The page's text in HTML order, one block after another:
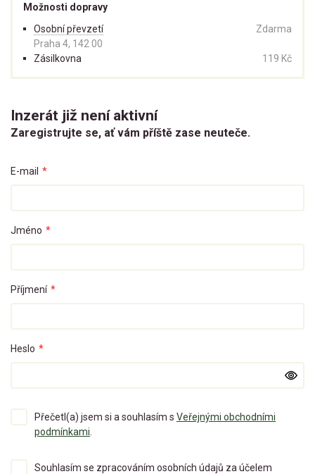
Možnosti dopravy
Osobní převzetí
Praha 4, 142 00
Zdarma
Zásilkovna 119 Kč
Inzerát již není aktivní
Zaregistrujte se, ať vám příště zase neuteče.
E-mail *
Jméno *
Příjmení *
Heslo *
Přečetl(a) jsem si a souhlasím s Veřejnými obchodními
podmínkami.
Souhlasím se zpracováním osobních údajů za účelem